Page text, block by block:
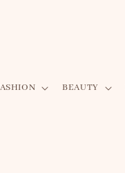
BEAUTY